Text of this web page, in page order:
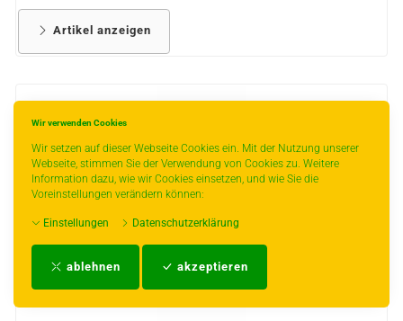
Wir verwenden Cookies
Wir setzen auf dieser Webseite Cookies ein. Mit der Nutzung unserer
Webseite, stimmen Sie der Verwendung von Cookies zu. Weitere
Information dazu, wie wir Cookies einsetzen, und wie Sie die
Voreinstellungen verändern können:
Einstellungen Datenschutzerklärung
ablehnen akzeptieren
Artikel anzeigen